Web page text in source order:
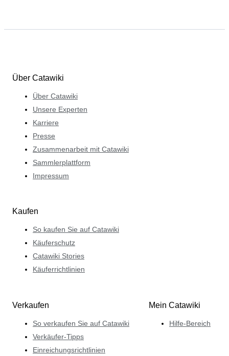
Über Catawiki
Über Catawiki
Unsere Experten
Karriere
Presse
Zusammenarbeit mit Catawiki
Sammlerplattform
Impressum
Kaufen
So kaufen Sie auf Catawiki
Käuferschutz
Catawiki Stories
Käuferrichtlinien
Verkaufen
So verkaufen Sie auf Catawiki
Verkäufer-Tipps
Einreichungsrichtlinien
Mein Catawiki
Hilfe-Bereich